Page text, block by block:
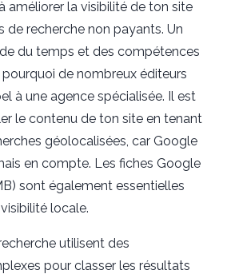
améliorer la visibilité de ton site
de recherche non payants. Un
du temps et des compétences
de nombreux éditeurs
à une agence spécialisée. Il est
le contenu de ton site en tenant
géolocalisées, car Google
en compte. Les fiches Google
sont également essentielles
locale.
utilisent des
pour classer les résultats